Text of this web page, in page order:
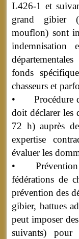
L426-1 et
grand gibier
mouflon) sont
indemnisation
fonds
chasseurs et
• Procédure
doit déclarer les
72 h) auprès
expertise
évaluer les
• Prévention et
fédérations de
prévention des
gibier, battues
peut imposer
suivants) pour